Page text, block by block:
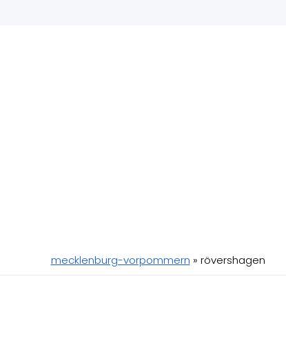
mecklenburg-vorpommern » rövershagen
– Kliniken in der Nähe
– hier triffst du